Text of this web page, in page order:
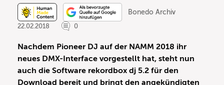
Bonedo Archiv
22.02.2018
0
Nachdem Pioneer DJ auf der NAMM 2018 ihr
neues DMX-Interface vorgestellt hat, steht nun
auch die Software rekordbox dj 5.2 für den
Download bereit und bringt den angekündigten